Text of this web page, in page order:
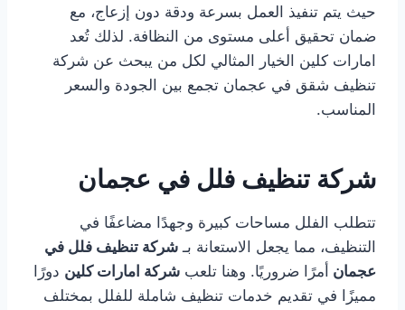
حيث يتم تنفيذ العمل بسرعة ودقة دون إزعاج، مع
ضمان تحقيق أعلى مستوى من النظافة. لذلك تُعد
امارات كلين الخيار المثالي لكل من يبحث عن شركة
تنظيف شقق في عجمان تجمع بين الجودة والسعر
المناسب.
شركة تنظيف فلل في عجمان
تتطلب الفلل مساحات كبيرة وجهدًا مضاعفًا في
التنظيف، مما يجعل الاستعانة بـ شركة تنظيف فلل في
عجمان أمرًا ضروريًا. وهنا تلعب شركة امارات كلين دورًا
مميزًا في تقديم خدمات تنظيف شاملة للفلل بمختلف